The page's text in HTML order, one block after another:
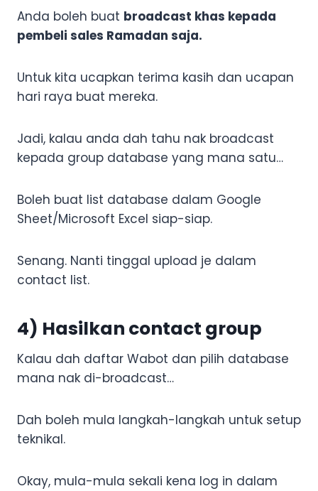
Anda boleh buat broadcast khas kepada
pembeli sales Ramadan saja.
Untuk kita ucapkan terima kasih dan ucapan
hari raya buat mereka.
Jadi, kalau anda dah tahu nak broadcast
kepada group database yang mana satu…
Boleh buat list database dalam Google
Sheet/Microsoft Excel siap-siap.
Senang. Nanti tinggal upload je dalam
contact list.
4) Hasilkan contact group
Kalau dah daftar Wabot dan pilih database
mana nak di-broadcast…
Dah boleh mula langkah-langkah untuk setup
teknikal.
Okay, mula-mula sekali kena log in dalam